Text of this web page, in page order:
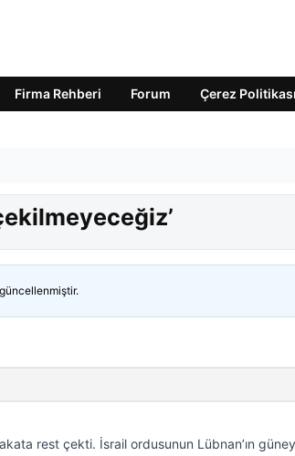
Firma Rehberi Forum Çerez Politikası
rest çekti. İsrail ordusunun Lübnan’ın